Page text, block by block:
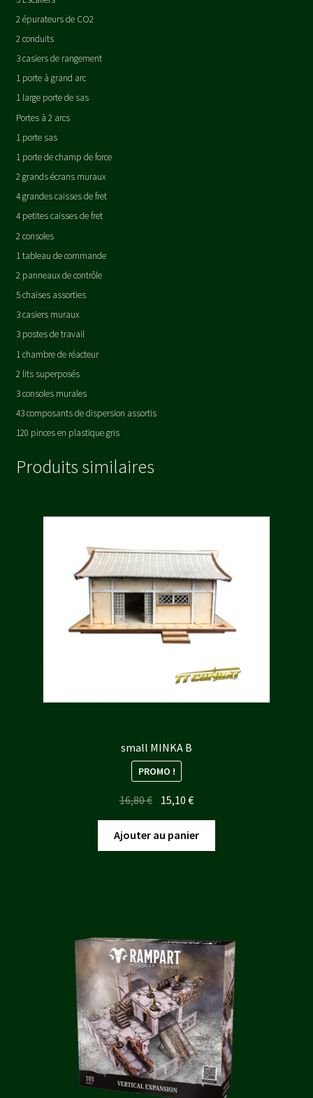
2 épurateurs de CO2
2 conduits
3 casiers de rangement
1 porte à grand arc
1 large porte de sas
Portes à 2 arcs
1 porte sas
1 porte de champ de force
2 grands écrans muraux
4 grandes caisses de fret
4 petites caisses de fret
2 consoles
1 tableau de commande
2 panneaux de contrôle
5 chaises assorties
3 casiers muraux
3 postes de travail
1 chambre de réacteur
2 lits superposés
3 consoles murales
43 composants de dispersion assortis
120 pinces en plastique gris
Produits similaires
small MINKA B
PROMO !
16,80€ Le
initial
était :
15,10€Le
actuel
est :
Ajouter au panier